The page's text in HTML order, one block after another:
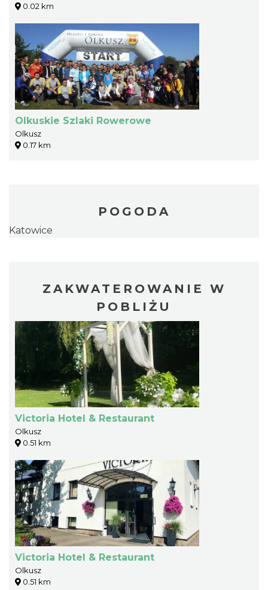
0.02 km
Olkuskie Szlaki Rowerowe
Olkusz
0.17 km
POGODA
Katowice
ZAKWATEROWANIE W
POBLIŻU
Victoria Hotel & Restaurant
Olkusz
0.51 km
Victoria Hotel & Restaurant
Olkusz
0.51 km